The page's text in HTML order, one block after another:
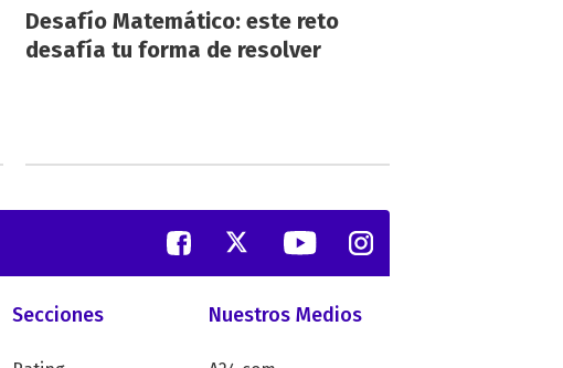
Desafío Matemático: este reto
desafía tu forma de resolver
Secciones Nuestros Medios